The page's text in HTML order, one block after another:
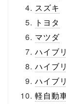
スズキ
トヨタ
マツダ
ハイブ
ハイブ
ハイブ
軽自動